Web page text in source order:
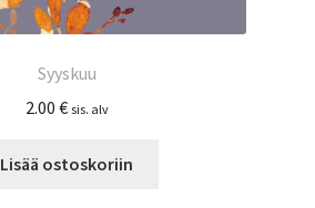
Syyskuu
2.00 € sis. alv
Lisää ostoskoriin